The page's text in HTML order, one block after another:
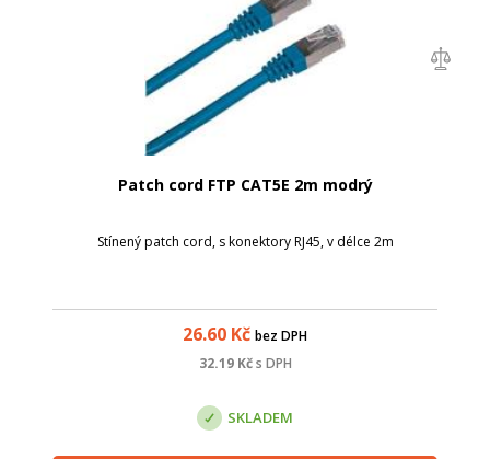
Patch cord FTP CAT5E 2m modrý
Stínený patch cord, s konektory RJ45, v délce 2m
26.60 Kč bez DPH
32.19Kč s DPH
SKLADEM